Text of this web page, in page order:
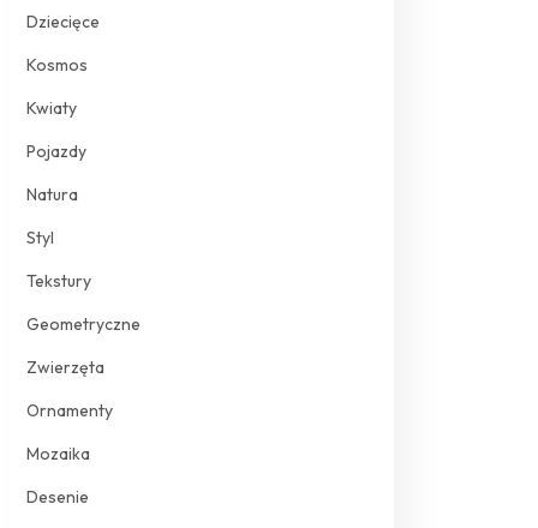
Dziecięce
Kosmos
Kwiaty
Pojazdy
Natura
Styl
Tekstury
Geometryczne
Zwierzęta
Ornamenty
Mozaika
Desenie